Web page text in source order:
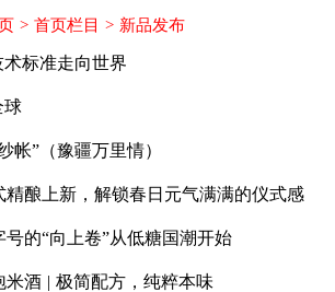
> 首页栏目 > 新品发布
术标准走向世界
球
帐”（豫疆万里情）
精酿上新，解锁春日元气满满的仪式感
的“向上卷”从低糖国潮开始
酒 | 极简配方，纯粹本味